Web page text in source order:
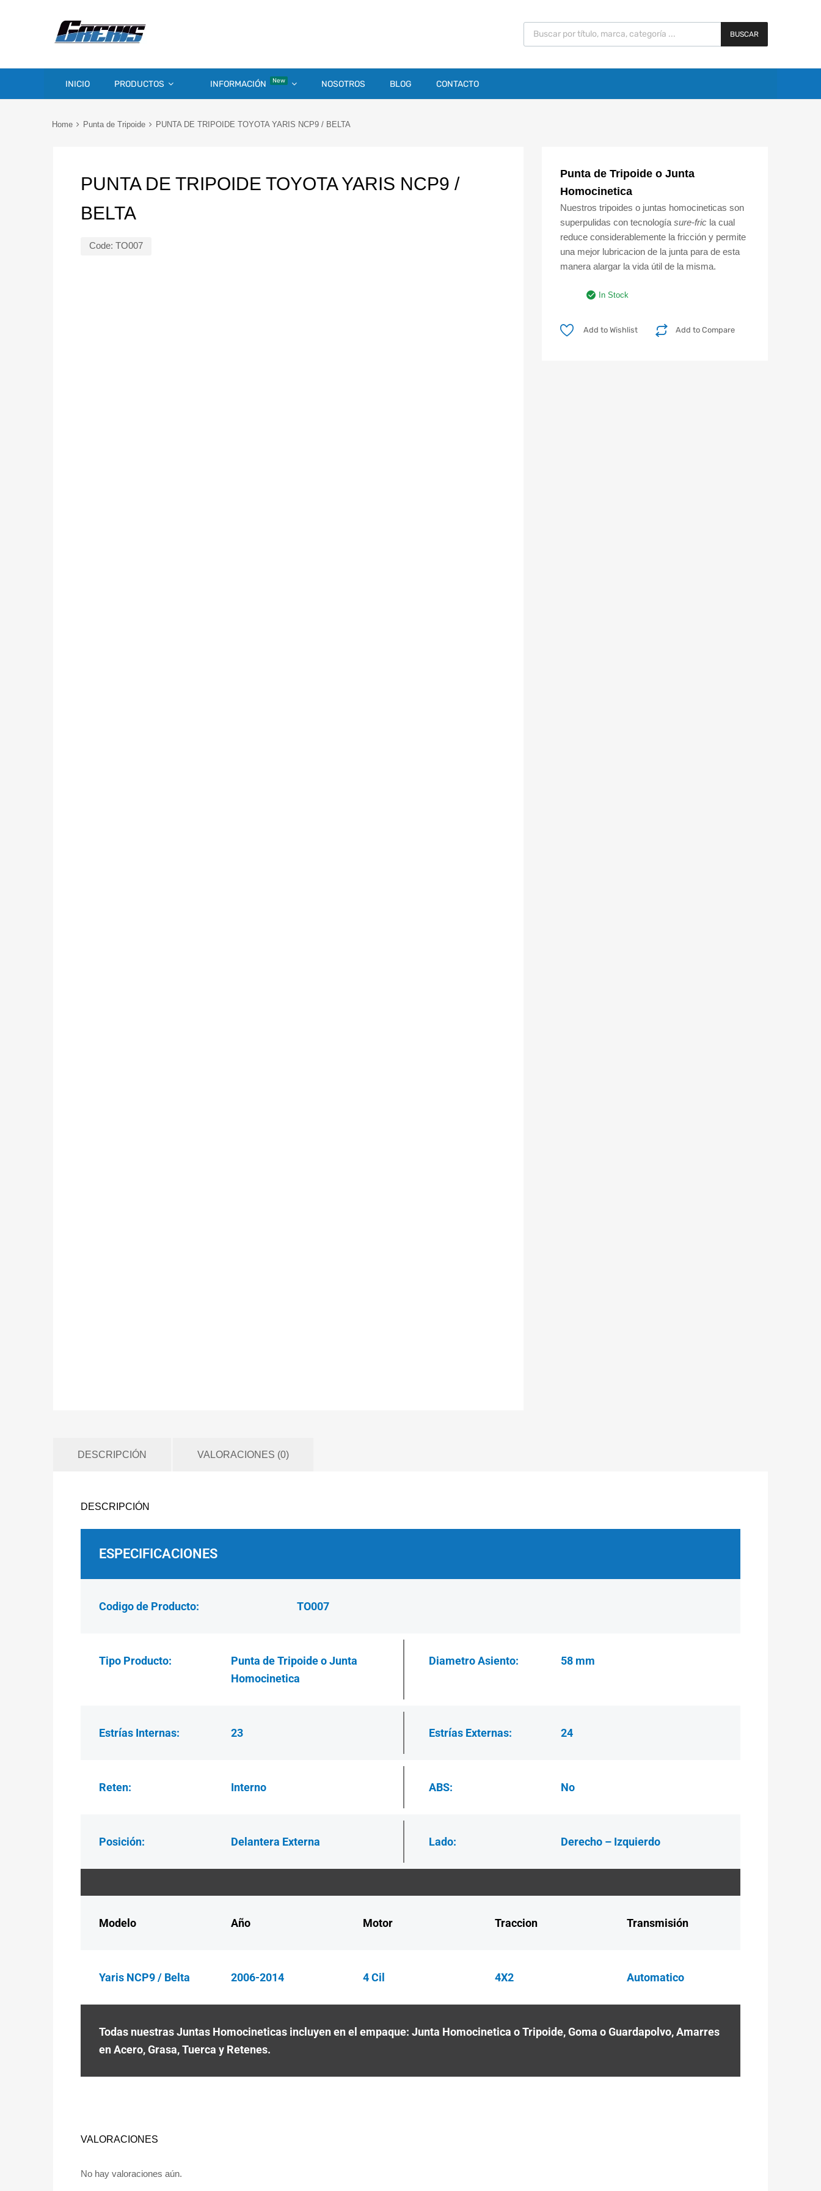
BUSCAR
INICIO PRODUCTOS INFORMACIÓN New NOSOTROS BLOG CONTACTO
Home Punta de Tripoide PUNTA DE TRIPOIDE TOYOTA YARIS NCP9 / BELTA
PUNTA DE TRIPOIDE TOYOTA YARIS NCP9 /
BELTA
Code: TO007
Punta de Tripoide o Junta
Homocinetica
Nuestros tripoides o juntas homocineticas son
superpulidas con tecnología sure-fric la cual
reduce considerablemente la fricción y permite
una mejor lubricacion de la junta para de esta
manera alargar la vida útil de la misma.
In Stock
Add to Compare
Add to Wishlist
DESCRIPCIÓN VALORACIONES (0)
DESCRIPCIÓN
ESPECIFICACIONES
Codigo de Producto: TO007
Tipo Producto:
Punta de Tripoide o Junta
Homocinetica
Diametro Asiento: 58 mm
Estrías Internas: 23 Estrías Externas: 24
Reten: Interno ABS: No
Posición: Delantera Externa Lado: Derecho – Izquierdo
Modelo Año Motor Traccion Transmisión
Yaris NCP9 / Belta 2006-2014 4 Cil 4X2 Automatico
Todas nuestras Juntas Homocineticas incluyen en el empaque: Junta Homocinetica o Tripoide, Goma o Guardapolvo, Amarres
en Acero, Grasa, Tuerca y Retenes.
VALORACIONES
No hay valoraciones aún.